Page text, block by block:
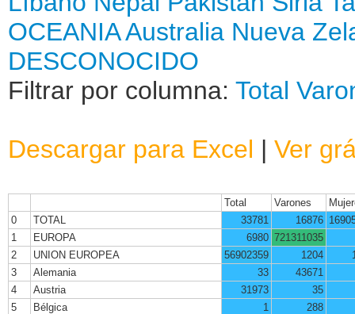
OCEANIAAustralia Nueva
DESCONOCIDO
Filtrar por columna: Total
Descargar para Excel | Ver
Total Varones
0
TOTAL 33781 16876
1
EUROPA 6980 721311035
2
UNION EUROPEA 56902359 1204
3
Alemania 33
43671
4
Austria 31973
35
5
Bélgica 1
288